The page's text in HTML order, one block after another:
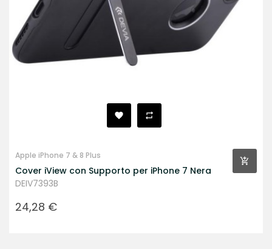
Apple iPhone 7 & 8 Plus
Cover iView con Supporto per iPhone 7 Nera
DEIV7393B
Prezzo
24,28 €